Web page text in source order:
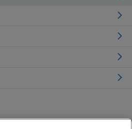
Ihren Wünschen